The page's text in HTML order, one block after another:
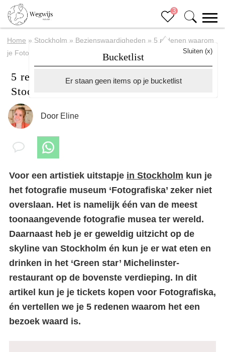
3
Bucketlist
Sluiten (x)
Er staan geen items op je bucketlist
Home » Stockholm » Bezienswaardigheden » 5 redenen waarom
je Fotografiska in Stockholm wil bezoeken
5 redenen waarom je Fotografiska in
Stockholm wil bezoeken
Door Eline
Voor een artistiek uitstapje in Stockholm kun je
het fotografie museum ‘Fotografiska’ zeker niet
overslaan. Het is namelijk één van de meest
toonaangevende fotografie musea ter wereld.
Daarnaast heb je er geweldig uitzicht op de
skyline van Stockholm én kun je er wat eten en
drinken in het ‘Green star’ Michelinster-
restaurant op de bovenste verdieping. In dit
artikel kun je je tickets kopen voor Fotografiska,
én vertellen we je 5 redenen waarom het een
bezoek waard is.